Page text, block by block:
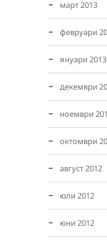
март 2013
февруари
януари 2013
декември
ноември
октомври
август 2012
юли 2012
юни 2012